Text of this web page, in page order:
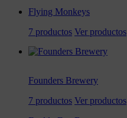
Flying Monkeys
7 productos Ver productos
Founders Brewery
7 productos Ver productos